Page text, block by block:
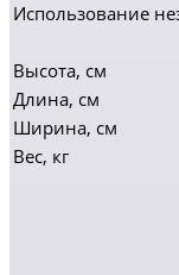
Использование
Высота, см
Длина, см
Ширина, см
Вес, кг